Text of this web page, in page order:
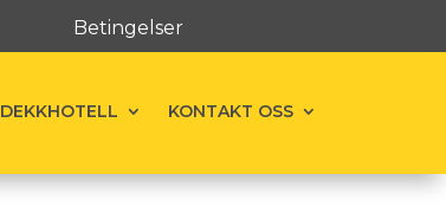
Betingelser
DEKKHOTELL KONTAKT OSS